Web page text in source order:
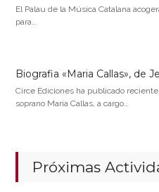
El Palau de la Música Catalana
para…
Biografia «Maria Callas», de
Circe Ediciones ha publicado
soprano Maria Callas, a cargo…
Próximas